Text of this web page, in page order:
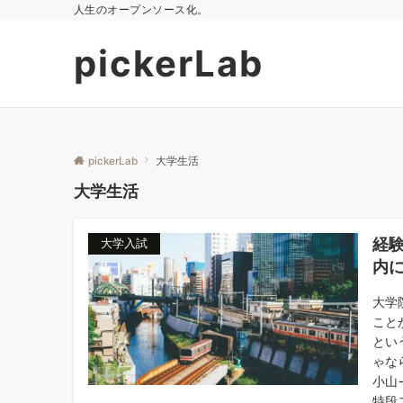
人生のオープンソース化。
pickerLab
pickerLab 大学生活
大学生活
大学入試
経
内
大学
こと
とい
ゃな
小山